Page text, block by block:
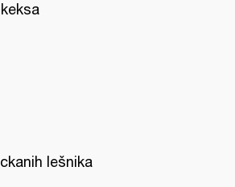
lešnika